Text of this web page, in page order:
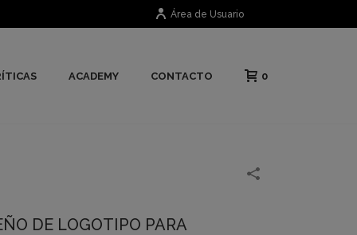
Área de Usuario
ACADEMY CONTACTO 0
DE LOGOTIPO PARA